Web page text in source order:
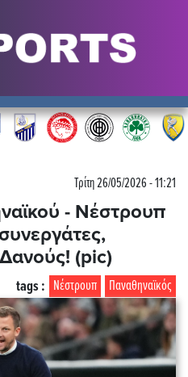
Τρίτη 26/05/2026 - 11:21
- Νέστρουπ
(pic)
Παναθηναϊκός
Νέστρουπ
tags :